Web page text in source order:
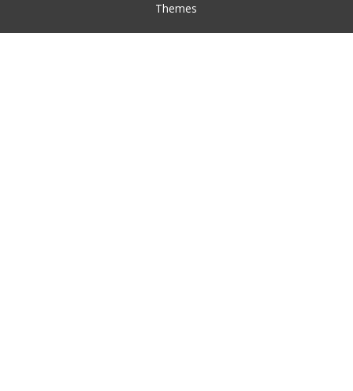
Themes